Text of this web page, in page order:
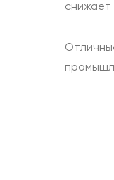
снижает